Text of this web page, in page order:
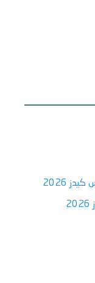
2026